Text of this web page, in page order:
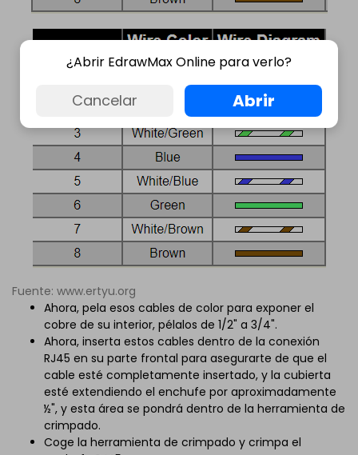
Fuente: www.ertyu.org
Ahora, pela esos cables de color para exponer el
cobre de su interior, pélalos de 1/2" a 3/4".
Ahora, inserta estos cables dentro de la conexión
RJ45 en su parte frontal para asegurarte de que el
cable esté completamente insertado, y la cubierta
esté extendiendo el enchufe por aproximadamente
½", y esta área se pondrá dentro de la herramienta de
crimpado.
Coge la herramienta de crimpado y crimpa el
¿Abrir EdrawMax Online para verlo?
Cancelar Abrir